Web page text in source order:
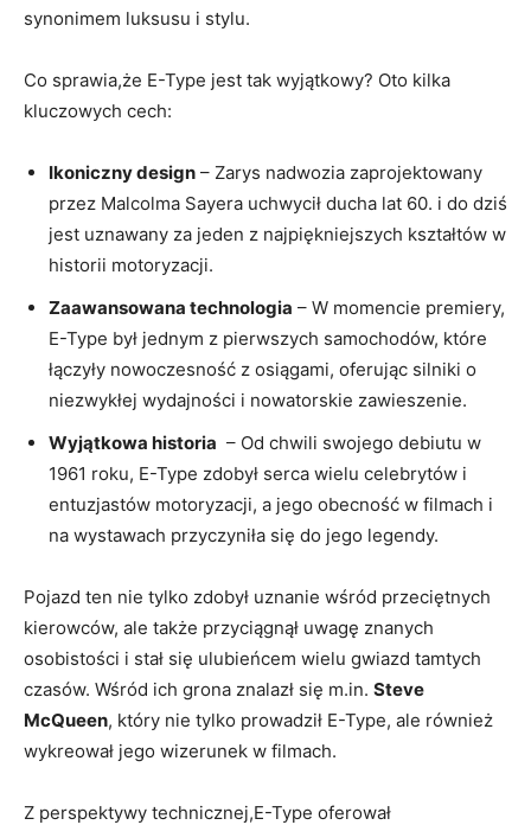
synonimem luksusu i stylu.
Co sprawia,że E-Type ‍jest tak ⁣wyjątkowy?‌ Oto kilka
kluczowych⁤ cech:
Ikoniczny design – Zarys nadwozia⁢ zaprojektowany
przez Malcolma Sayera uchwycił ducha⁤ lat 60. i do dziś
jest uznawany za ⁢jeden z najpiękniejszych kształtów w
historii motoryzacji.
Zaawansowana technologia – W momencie​ premiery,
E-Type był jednym‍ z pierwszych samochodów,‌ które​
łączyły nowoczesność z ​osiągami, oferując silniki ⁤o
niezwykłej wydajności i ⁢nowatorskie zawieszenie.
Wyjątkowa historia ​ – Od chwili swojego debiutu w
1961 roku,⁣ E-Type zdobył serca wielu celebrytów⁢ i
entuzjastów motoryzacji,​ a jego obecność w filmach i
‍na wystawach ‍przyczyniła‌ się do jego legendy.
Pojazd ⁣ten nie ⁣tylko zdobył uznanie ⁣wśród ⁢przeciętnych
kierowców, ale także‌ przyciągnął uwagę znanych
osobistości i stał się ulubieńcem wielu ⁢gwiazd tamtych
czasów. Wśród ⁢ich grona znalazł się​ m.in. Steve
⁣McQueen, który ⁣nie tylko‌ prowadził E-Type, ale również
wykreował jego ⁢wizerunek w⁣ filmach.
Z perspektywy technicznej,E-Type‌ oferował